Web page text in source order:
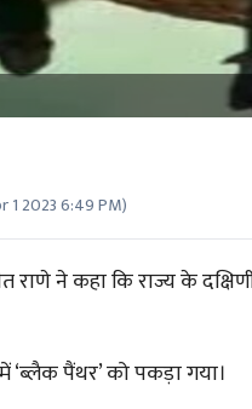
1 2023 6:49 PM)
राणे ने कहा कि राज्य के
पैंथर’ को पकड़ा गया।